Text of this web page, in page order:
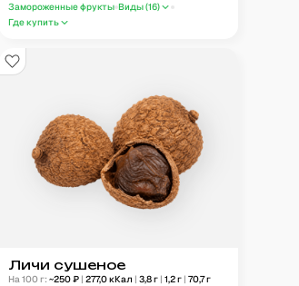
Замороженные фрукты Виды (16)
Где купить
Личи сушеное
На 100 г: ~250₽ | 277,0кКал | 3,8г | 1,2г | 70,7г